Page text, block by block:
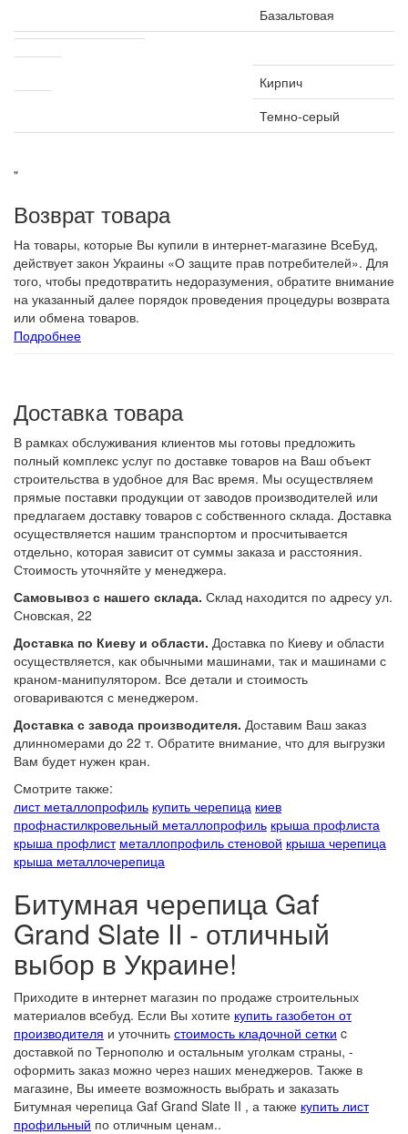
Базальтовая
Другие характеристики
Кирпич
Темно-серый
"
Возврат товара
На товары, которые Вы купили в интернет-магазине ВсеБуд,
действует закон Украины «О защите прав потребителей». Для
того, чтобы предотвратить недоразумения, обратите внимание
на указанный далее порядок проведения процедуры возврата
или обмена товаров.
Подробнее
Доставка товара
В рамках обслуживания клиентов мы готовы предложить
полный комплекс услуг по доставке товаров на Ваш объект
строительства в удобное для Вас время. Мы осуществляем
прямые поставки продукции от заводов производителей или
предлагаем доставку товаров с собственного склада. Доставка
осуществляется нашим транспортом и просчитывается
отдельно, которая зависит от суммы заказа и расстояния.
Стоимость уточняйте у менеджера.
Самовывоз с нашего склада. Склад находится по адресу ул.
Сновская, 22
Доставка по Киеву и области. Доставка по Киеву и области
осуществляется, как обычными машинами, так и машинами с
краном-манипулятором. Все детали и стоимость
оговариваются с менеджером.
Доставка с завода производителя. Доставим Ваш заказ
длинномерами до 22 т. Обратите внимание, что для выгрузки
Вам будет нужен кран.
Смотрите также:
лист металлопрофиль купить черепица киев
профнастилкровельный металлопрофиль крыша профлиста
крыша профлист металлопрофиль стеновой крыша черепица
крыша металлочерепица
Битумная черепица Gaf
Grand Slate II - отличный
выбор в Украине!
Приходите в интернет магазин по продаже строительных
материалов вcебуд. Если Вы хотите купить газобетон от
производителя и уточнить стоимость кладочной сетки c
доставкой по Тернополю и остальным уголкам страны, -
оформить заказ можно через наших менеджеров. Также в
магазине, Вы имеете возможность выбрать и заказать
Битумная черепица Gaf Grand Slate II , а также купить лист
профильный по отличным ценам..